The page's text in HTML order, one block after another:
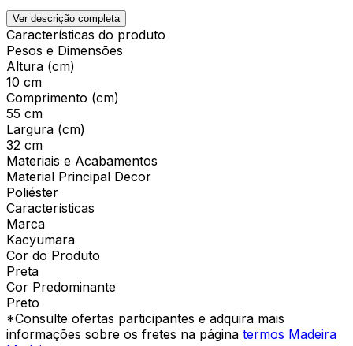
Ver descrição completa
Características do produto
Pesos e Dimensões
Altura (cm)
10 cm
Comprimento (cm)
55 cm
Largura (cm)
32 cm
Materiais e Acabamentos
Material Principal Decor
Poliéster
Características
Marca
Kacyumara
Cor do Produto
Preta
Cor Predominante
Preto
*Consulte ofertas participantes e adquira mais
informações sobre os fretes na página termos Madeira